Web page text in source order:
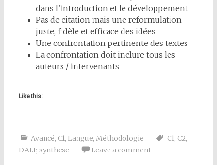
dans l’introduction et le développement
Pas de citation mais une reformulation
juste, fidèle et efficace des idées
Une confrontation pertinente des textes
La confrontation doit inclure tous les
auteurs / intervenants
Like this:
Avancé, C1, Langue, Méthodologie C1, C2,
DALF, synthese Leave a comment